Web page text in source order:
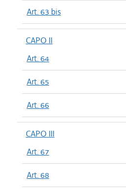
Art. 63 bis
CAPO II
Art. 64
Art. 65
Art. 66
CAPO III
Art. 67
Art. 68